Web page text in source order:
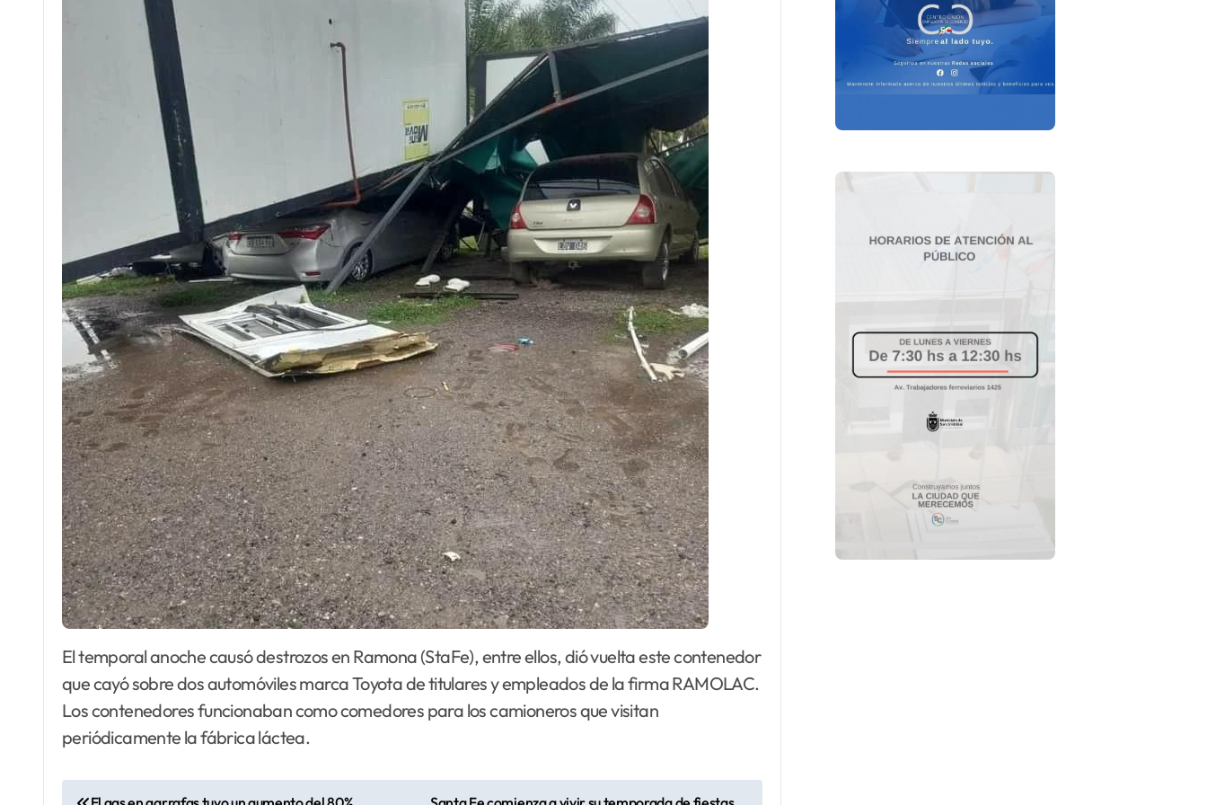
El temporal anoche causó destrozos en Ramona (StaFe), entre ellos, dió vuelta este contenedor
que cayó sobre dos automóviles marca Toyota de titulares y empleados de la firma RAMOLAC.
Los contenedores funcionaban como comedores para los camioneros que visitan
periódicamente la fábrica láctea.
N